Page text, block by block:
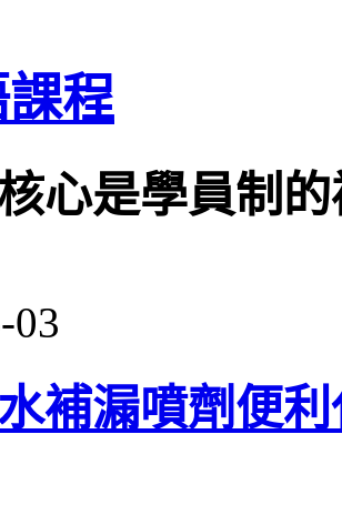
程
心是學員制
03
補漏噴劑便